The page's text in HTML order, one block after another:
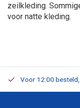
zeilkleding.
voor natte kleding.
Voor 12:00